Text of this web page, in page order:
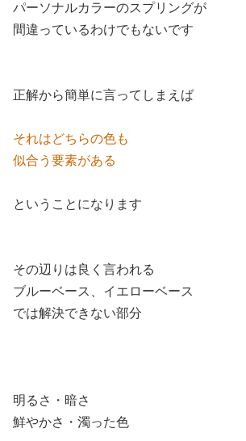
パーソナルカラーのスプリングが
間違っているわけでもないです
正解から簡単に言ってしまえば
それはどちらの色も
似合う要素がある
ということになります
その辺りは良く言われる
ブルーベース、イエローベース
では解決できない部分
明るさ・暗さ
鮮やかさ・濁った色